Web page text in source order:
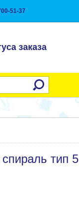
51-37
заказа
тип 5